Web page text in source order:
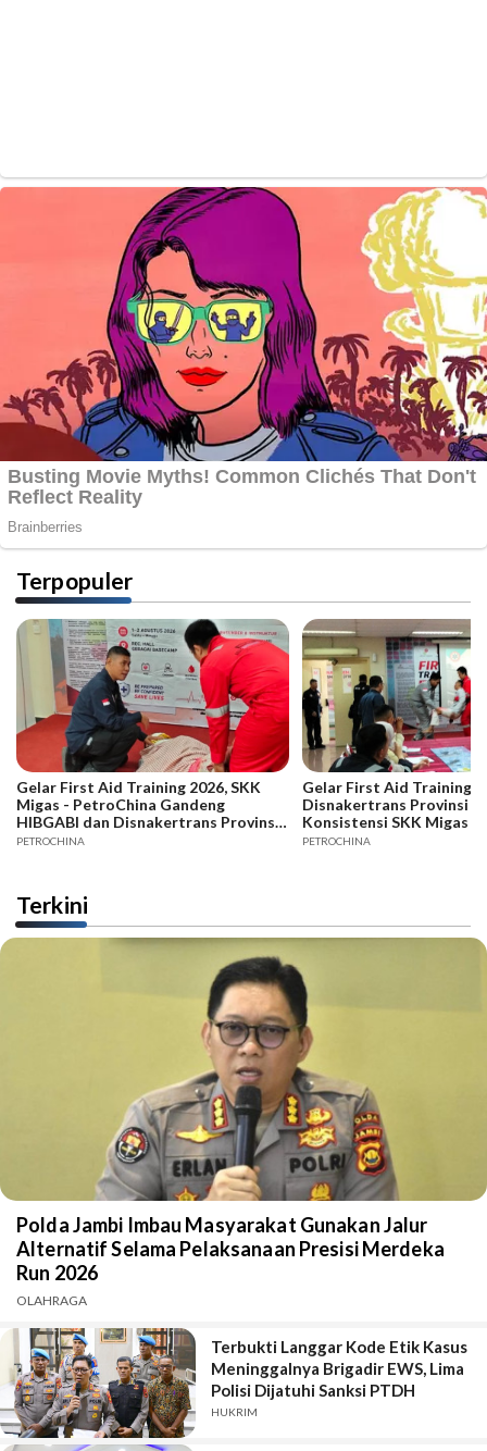
Terpopuler
Gelar First Aid Training 2026, SKK
Migas - PetroChina Gandeng
HIBGABI dan Disnakertrans Provinsi
Jambi
PETROCHINA
Gelar First Aid Training
Disnakertrans Provinsi
Konsistensi SKK Migas -
PETROCHINA
Terkini
Polda Jambi Imbau Masyarakat Gunakan Jalur
Alternatif Selama Pelaksanaan Presisi Merdeka
Run 2026
OLAHRAGA
Terbukti Langgar Kode Etik Kasus
Meninggalnya Brigadir EWS, Lima
Polisi Dijatuhi Sanksi PTDH
HUKRIM